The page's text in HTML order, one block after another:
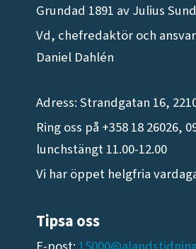
Grundad 1891 av Julius
Vd, chefredaktör och
Daniel Dahlén
Adress: Strandgatan 16,
Ring oss på +358 18 26026,
lunchstängt 11.00-12.00
Vi har öppet helgfria
Tipsa oss